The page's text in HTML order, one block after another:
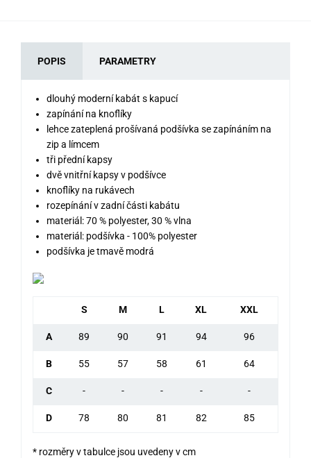
POPIS PARAMETRY
dlouhý moderní kabát s kapucí
zapínání na knoflíky
lehce zateplená prošívaná podšívka se zapínáním na
zip a límcem
tři přední kapsy
dvě vnitřní kapsy v podšívce
knoflíky na rukávech
rozepínání v zadní části kabátu
materiál: 70 % polyester, 30 % vlna
materiál: podšívka - 100% polyester
podšívka je tmavě modrá
S M L XL XXL
A 89 90 91 94 96
B 55 57 58 61 64
C - - - - -
D 78 80 81 82 85
* rozměry v tabulce jsou uvedeny v cm